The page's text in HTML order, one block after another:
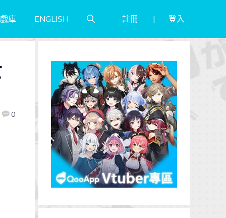
庫 ENGLISH 註冊 登入
0